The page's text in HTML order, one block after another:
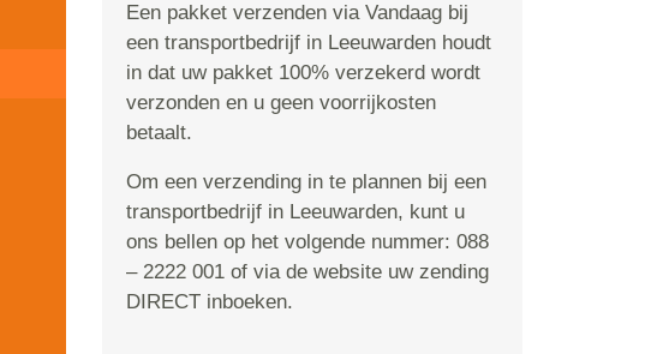
Een pakket verzenden via Vandaag bij
een transportbedrijf in Leeuwarden houdt
in dat uw pakket 100% verzekerd wordt
verzonden en u geen voorrijkosten
betaalt.
Om een verzending in te plannen bij een
transportbedrijf in Leeuwarden, kunt u
ons bellen op het volgende nummer: 088
– 2222 001 of via de website uw zending
DIRECT inboeken.